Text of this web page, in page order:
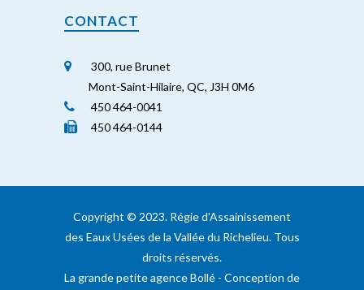
CONTACT
300, rue Brunet
Mont-Saint-Hilaire, QC, J3H 0M6
450 464-0041
450 464-0144
Copyright ©️ 2023. Régie d'Assainissement
des Eaux Usées de la Vallée du Richelieu. Tous
droits réservés.
La grande petite agence Bollé - Conception de